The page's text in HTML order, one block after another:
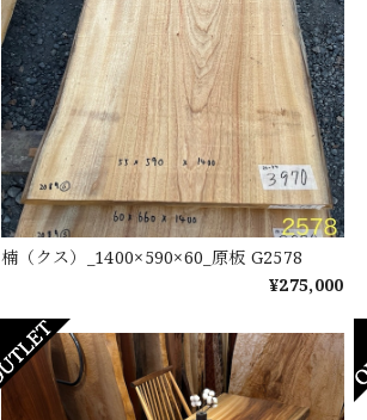
楠（クス）_1400×590×60_原板 G2578
¥275,000